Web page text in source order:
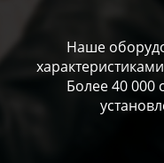
Наше
Более 40 000